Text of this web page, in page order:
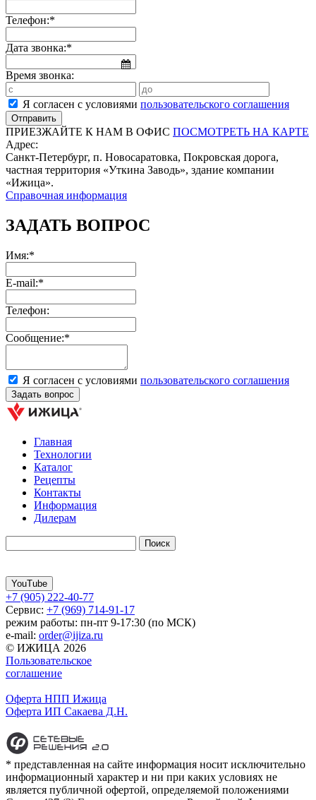
Телефон:*
Дата звонка:*
Время звонка:
Я согласен с условиями пользовательского соглашения
ПРИЕЗЖАЙТЕ К НАМ В ОФИС ПОСМОТРЕТЬ НА КАРТЕ
Адрес:
Санкт-Петербург, п. Новосаратовка, Покровская дорога,
частная территория «Уткина Заводь», здание компании
«Ижица».
Справочная информация
ЗАДАТЬ ВОПРОС
Имя:*
E-mail:*
Телефон:
Сообщение:*
Я согласен с условиями пользовательского соглашения
Главная
Технологии
Каталог
Рецепты
Контакты
Информация
Дилерам
YouTube
+7 (905) 222-40-77
Сервис: +7 (969) 714-91-17
режим работы: пн-пт 9-17:30 (по МСК)
e-mail: order@ijiza.ru
© ИЖИЦА 2026
Пользовательское
соглашение
Оферта НПП Ижица
Оферта ИП Сакаева Д.Н.
* представленная на сайте информация носит исключительно
информационный характер и ни при каких условиях не
является публичной офертой, определяемой положениями